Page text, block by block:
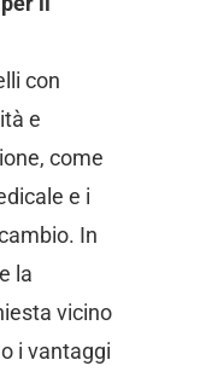
con
e
come
e i
In
la
vicino
i vantaggi